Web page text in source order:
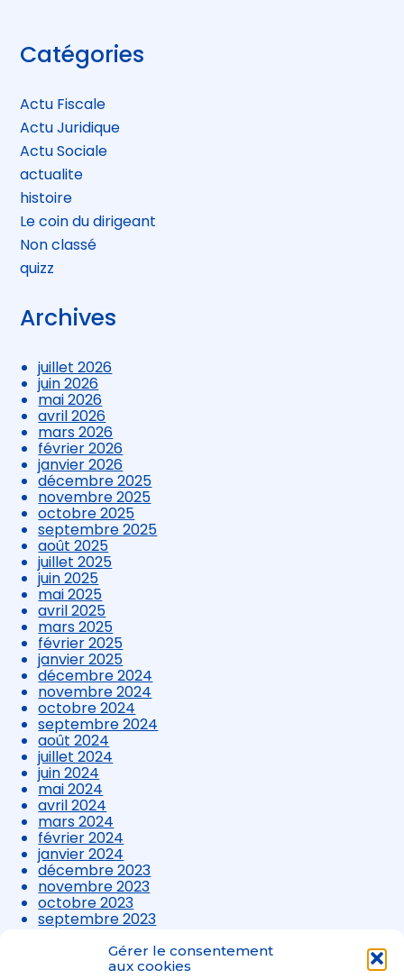
Gérer le consentement
aux cookies
Blog
sidebar
Catégories
Actu Fiscale
Actu Juridique
Actu Sociale
actualite
histoire
Le coin du dirigeant
Non classé
quizz
Archives
juillet 2026
juin 2026
mai 2026
avril 2026
mars 2026
février 2026
janvier 2026
décembre 2025
novembre 2025
octobre 2025
septembre 2025
août 2025
juillet 2025
juin 2025
mai 2025
avril 2025
mars 2025
février 2025
janvier 2025
décembre 2024
novembre 2024
octobre 2024
septembre 2024
août 2024
juillet 2024
juin 2024
mai 2024
avril 2024
mars 2024
février 2024
janvier 2024
décembre 2023
novembre 2023
octobre 2023
septembre 2023
août 2023
juillet 2023